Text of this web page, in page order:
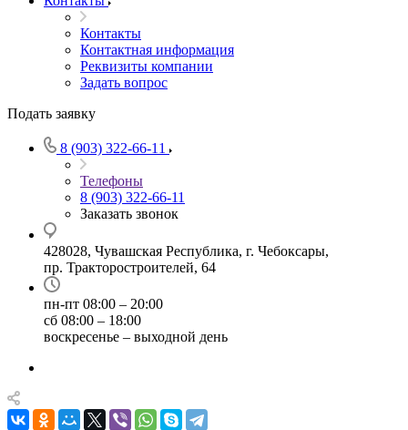
Контакты
Контактная информация
Реквизиты компании
Задать вопрос
Подать заявку
8 (903) 322-66-11
Телефоны
8 (903) 322-66-11
Заказать звонок
428028, Чувашская Республика, г. Чебоксары,
пр. Тракторостроителей, 64
пн-пт 08:00 – 20:00
сб 08:00 – 18:00
воскресенье – выходной день